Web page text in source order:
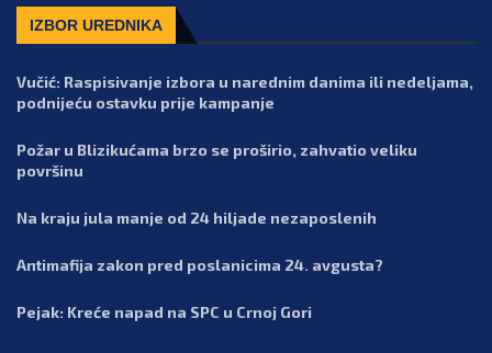
IZBOR UREDNIKA
Vučić: Raspisivanje izbora u narednim danima ili nedeljama,
podnijeću ostavku prije kampanje
Požar u Blizikućama brzo se proširio, zahvatio veliku
površinu
Na kraju jula manje od 24 hiljade nezaposlenih
Antimafija zakon pred poslanicima 24. avgusta?
Pejak: Kreće napad na SPC u Crnoj Gori